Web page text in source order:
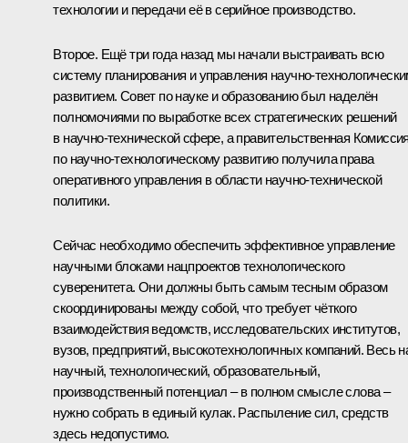
технологии и передачи её в серийное производство.
Второе. Ещё три года назад мы начали выстраивать всю
систему планирования и управления научно-
развитием. Совет по науке и образованию был наделён
полномочиями по выработке всех стратегических решений
в научно-технической сфере, а правительственная
по научно-технологическому развитию получила права
оперативного управления в области научно-технической
политики.
Сейчас необходимо обеспечить эффективное управление
научными блоками нацпроектов технологического
суверенитета. Они должны быть самым тесным образом
скоординированы между собой, что требует чёткого
взаимодействия ведомств, исследовательских институтов,
вузов, предприятий, высокотехнологичных компаний. Весь
научный, технологический, образовательный,
производственный потенциал – в полном смысле слова –
нужно собрать в единый кулак. Распыление сил, средств
здесь недопустимо.